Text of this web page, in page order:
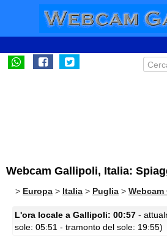
Webcam Gallipoli, Italia:
> Europa > Italia > Puglia >
L'ora locale a Gallipoli: 00:57 -
sole: 05:51 - tramonto del sole: 19:55)